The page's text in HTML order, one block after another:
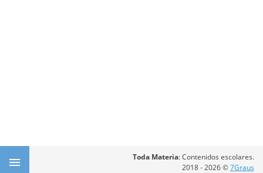
Toda Materia: Contenidos escolares.
2018 - 2026 ©7Graus